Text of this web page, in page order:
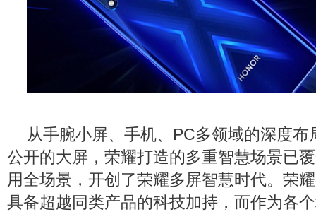
从手腕小屏、手机、PC多领域的深度布
公开的大屏，荣耀打造的多重智慧场景已
用全场景，开创了荣耀多屏智慧时代。荣
具备超越同类产品的科技加持，而作为各